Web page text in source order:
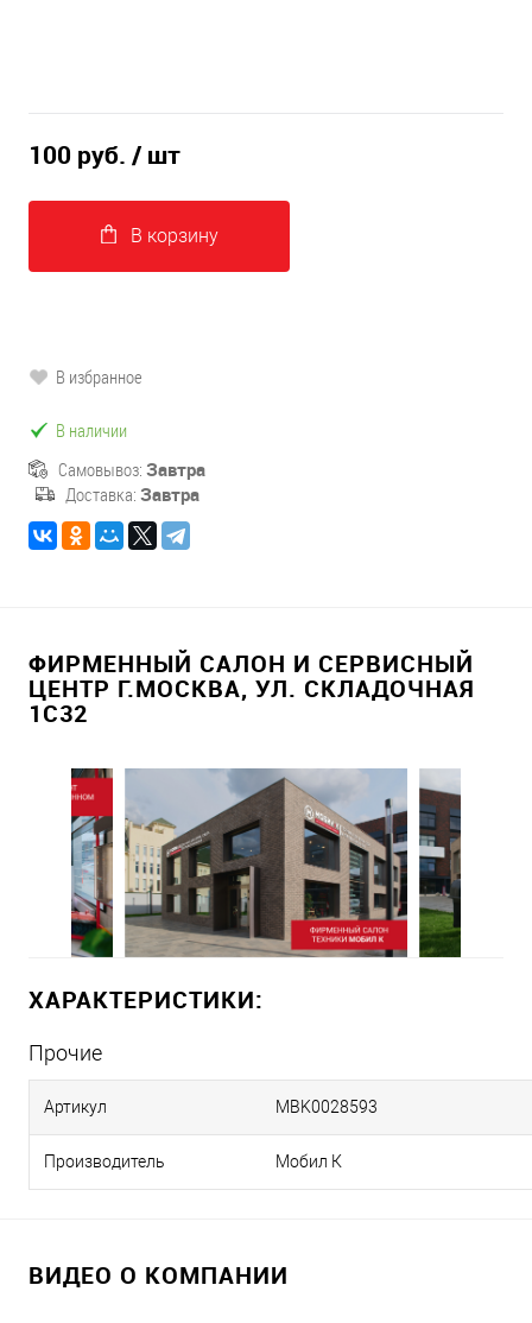
100 руб. / шт
В корзину
В избранное
В наличии
Самовывоз: Завтра
Доставка: Завтра
ФИРМЕННЫЙ САЛОН И СЕРВИСНЫЙ
ЦЕНТР Г.МОСКВА, УЛ. СКЛАДОЧНАЯ
1С32
ХАРАКТЕРИСТИКИ:
Прочие
Артикул MBK0028593
Производитель Мобил К
ВИДЕО О КОМПАНИИ